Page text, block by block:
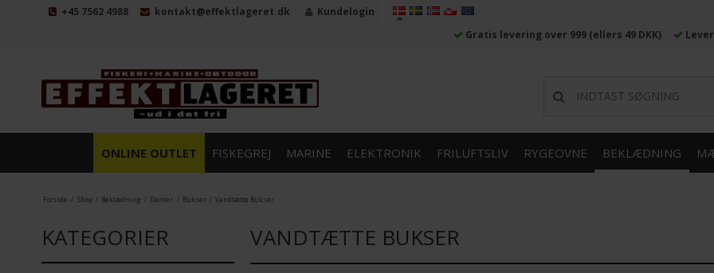
+45 7562 4988 kontakt@effektlageret.dk
Kundelogin
Gratis levering over 999 (ellers 49 DKK)
ONLINE OUTLET FISKEGREJ MARINE ELEKTRONIK FRILUFTSLIV RYGEOVNE BEKLÆDNING
Forside / Shop / Beklædning / Damer / Bukser / Vandtætte Bukser
KATEGORIER VANDTÆTTE BUKSER